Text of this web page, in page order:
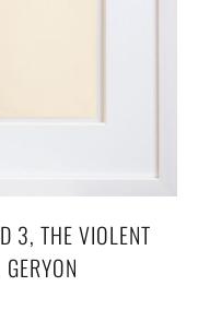
3, THE VIOLENT